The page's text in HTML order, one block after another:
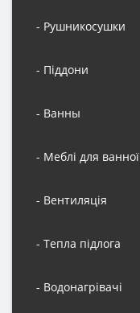
- Рушникосушки
- Піддони
- Ванны
- Меблі для ванної
- Вентиляція
- Тепла підлога
- Водонагрівачі